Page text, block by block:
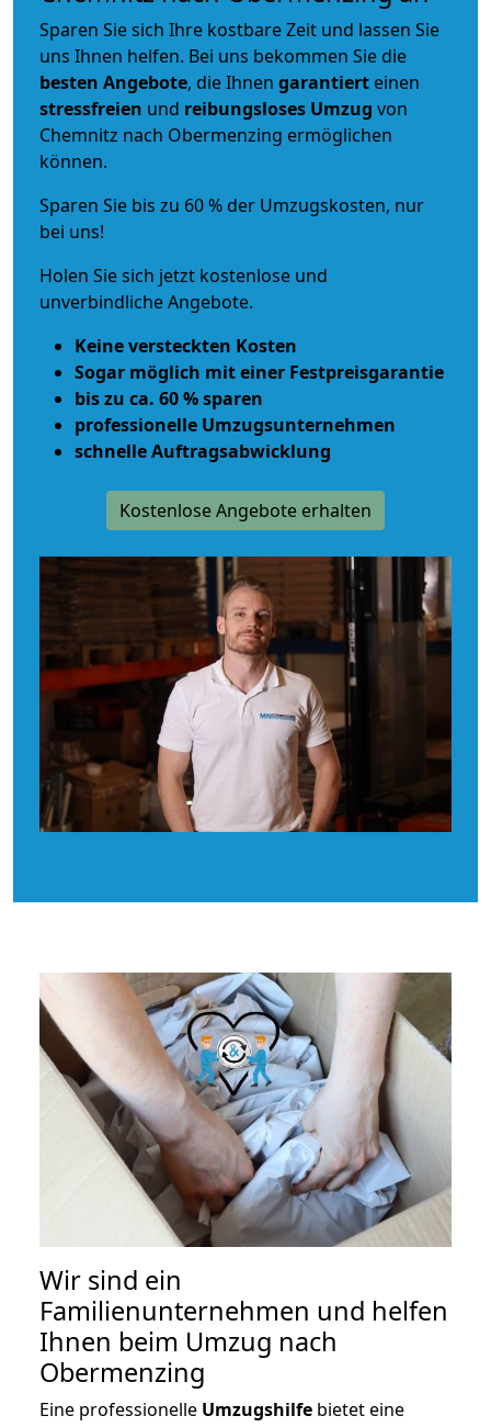
Sparen Sie sich Ihre kostbare Zeit und lassen Sie
uns Ihnen helfen. Bei uns bekommen Sie die
besten Angebote, die Ihnen garantiert einen
stressfreien und reibungsloses Umzug von
Chemnitz nach Obermenzing ermöglichen
können.
Sparen Sie bis zu 60 % der Umzugskosten, nur
bei uns!
Holen Sie sich jetzt kostenlose und
unverbindliche Angebote.
Keine versteckten Kosten
Sogar möglich mit einer Festpreisgarantie
bis zu ca. 60 % sparen
professionelle Umzugsunternehmen
schnelle Auftragsabwicklung
Kostenlose Angebote erhalten
Wir sind ein
Familienunternehmen und helfen
Ihnen beim Umzug nach
Obermenzing
Eine professionelle Umzugshilfe bietet eine